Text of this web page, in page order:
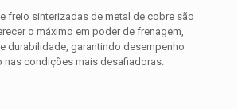
freio sinterizadas de metal de cobre são
o máximo em poder de frenagem,
durabilidade, garantindo desempenho
nas condições mais desafiadoras.